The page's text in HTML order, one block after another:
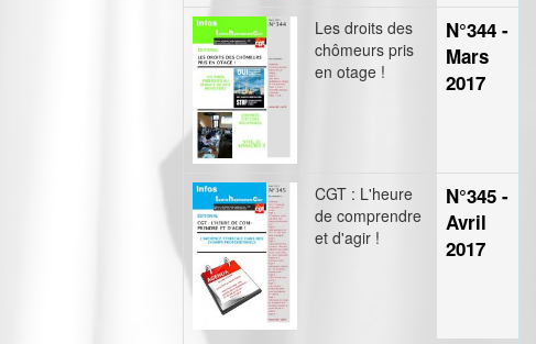
Les droits des
chômeurs pris
en otage !
N°344 -
Mars
2017
CGT : L'heure
de comprendre
et d'agir !
N°345 -
Avril
2017